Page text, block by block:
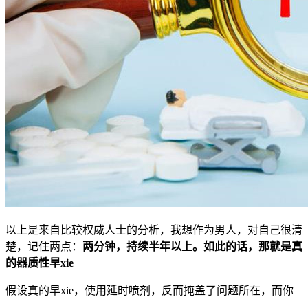
以上是来自比较权威人士的分析，我想作为男人，对自己很清
楚，记住两点： 两分钟，持续半年以上。如此的话，那就是真
的器质性早xie
假设真的早xie，使用延时喷剂，反而掩盖了问题所在，而你